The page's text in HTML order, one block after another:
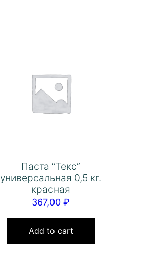
Паста “Текс”
универсальная 0,5 кг.
красная
367,00₽
Add to cart